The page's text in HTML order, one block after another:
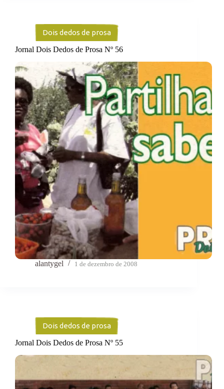
Dois dedos de prosa
Jornal Dois Dedos de Prosa Nº 56
alantygel 1 de dezembro de 2008
Dois dedos de prosa
Jornal Dois Dedos de Prosa Nº 55